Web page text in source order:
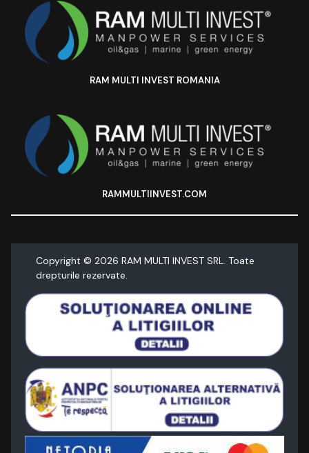
RAM MULTI INVEST ROMANIA
RAMMULTIINVEST.COM
Copyright © 2026 RAM MULTI INVEST SRL. Toate
drepturile rezervate.